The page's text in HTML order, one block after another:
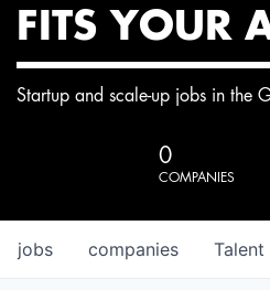
FITS YOUR
Startup and scale-up jobs in the
0
COMPANIES
jobs companies Talent